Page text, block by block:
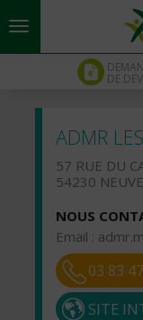
Aller au contenu
DE
ADMR
57 RUE DU
54230
NOUS
Email :
03 83
SITE
Panneau de gestion